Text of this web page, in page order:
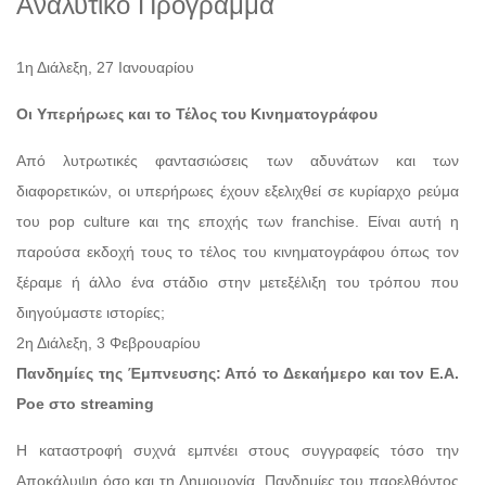
1η Διάλεξη, 27 Ιανουαρίου
Οι Υπερήρωες και το Τέλος του Κινηματογράφου
Από λυτρωτικές φαντασιώσεις των αδυνάτων και των
διαφορετικών, οι υπερήρωες έχουν εξελιχθεί σε κυρίαρχο ρεύμα
του pop culture και της εποχής των franchise. Είναι αυτή η
παρούσα εκδοχή τους το τέλος του κινηματογράφου όπως τον
ξέραμε ή άλλο ένα στάδιο στην μετεξέλιξη του τρόπου που
διηγούμαστε ιστορίες;
2η Διάλεξη, 3 Φεβρουαρίου
Πανδημίες της Έμπνευσης: Από το Δεκαήμερο και τον Ε.Α.
Poe στο streaming
Η καταστροφή συχνά εμπνέει στους συγγραφείς τόσο την
Αποκάλυψη όσο και τη Δημιουργία. Πανδημίες του παρελθόντος